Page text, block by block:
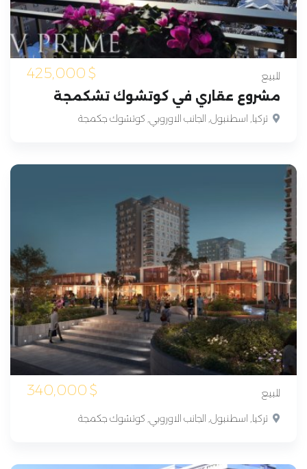
للبيع $
مشروع عقاري في كوتشوك تشكمجة
تركيا, اسطنبول, الجانب الاوروبي, كوتشوك جكمجة
للبيع $
تركيا, اسطنبول, الجانب الاوروبي, كوتشوك جكمجة